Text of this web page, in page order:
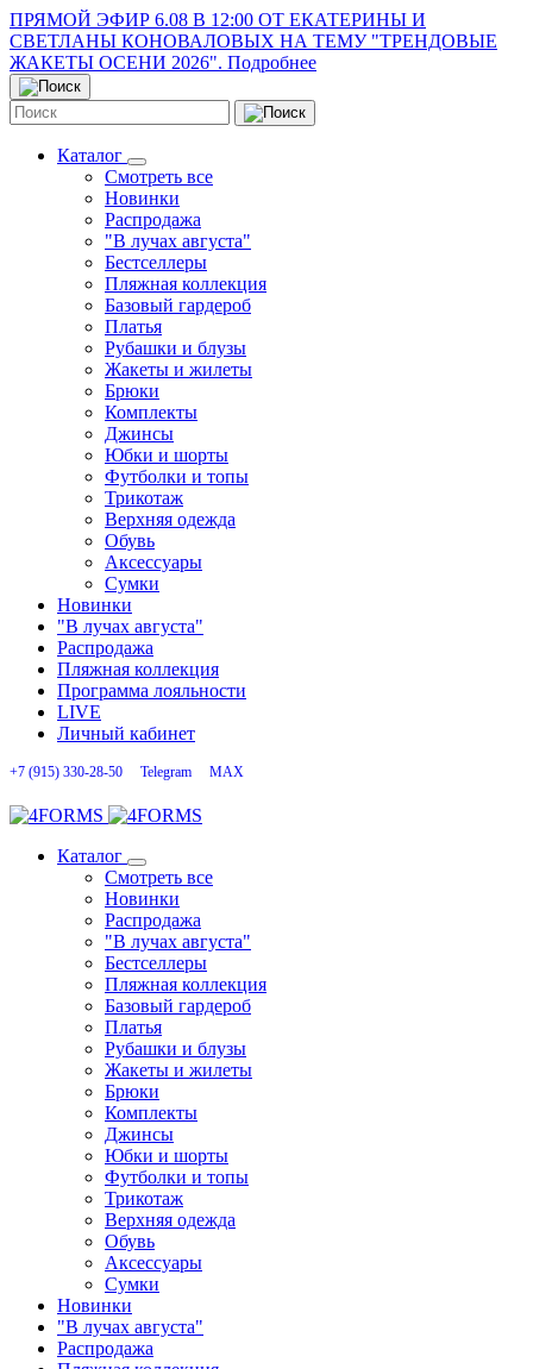
ПРЯМОЙ ЭФИР 6.08 В 12:00 ОТ ЕКАТЕРИНЫ И
СВЕТЛАНЫ КОНОВАЛОВЫХ НА ТЕМУ "ТРЕНДОВЫЕ
ЖАКЕТЫ ОСЕНИ 2026". Подробнее
Каталог
Смотреть все
Новинки
Распродажа
"В лучах августа"
Бестселлеры
Пляжная коллекция
Базовый гардероб
Платья
Рубашки и блузы
Жакеты и жилеты
Брюки
Комплекты
Джинсы
Юбки и шорты
Футболки и топы
Трикотаж
Верхняя одежда
Обувь
Аксессуары
Сумки
Новинки
"В лучах августа"
Распродажа
Пляжная коллекция
Программа лояльности
LIVE
Личный кабинет
+7 (915) 330-28-50 Telegram MAX
Каталог
Смотреть все
Новинки
Распродажа
"В лучах августа"
Бестселлеры
Пляжная коллекция
Базовый гардероб
Платья
Рубашки и блузы
Жакеты и жилеты
Брюки
Комплекты
Джинсы
Юбки и шорты
Футболки и топы
Трикотаж
Верхняя одежда
Обувь
Аксессуары
Сумки
Новинки
"В лучах августа"
Распродажа